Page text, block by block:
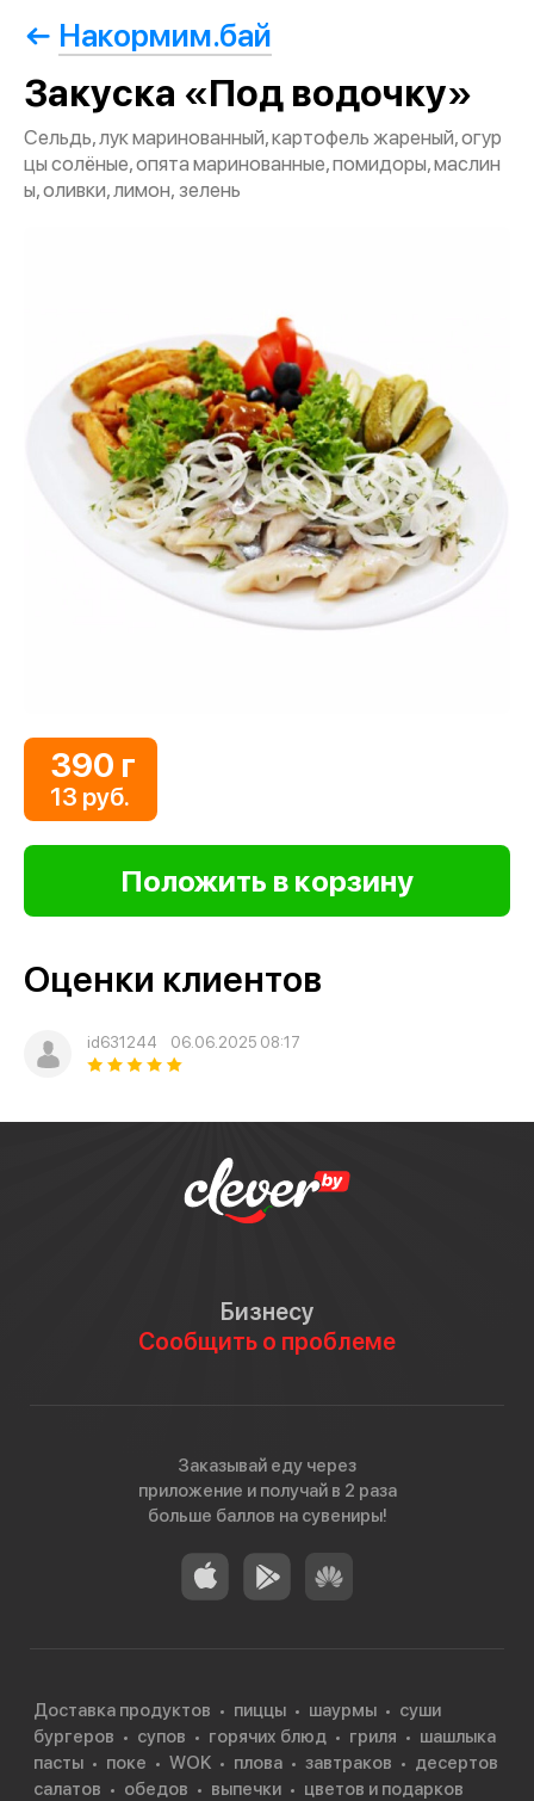
Накормим.бай
Закуска «Под водочку»
Сельдь, лук маринованный, картофель жареный, огур
цы солёные, опята маринованные, помидоры, маслин
ы, оливки, лимон, зелень
390 г
13 руб.
Оценки клиентов
id631244 06.06.2025 08:17
Бизнесу
Сообщить о проблеме
Заказывай еду через
приложение и получай в 2 раза
больше баллов на сувениры!
Доставка продуктов пиццы шаурмы
суши
бургеров
супов горячих блюд гриля
шашлыка
пасты
поке WOK плова завтраков
десертов
салатов
обедов выпечки
цветов и подарков